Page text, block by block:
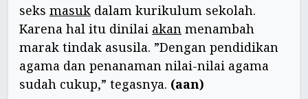
seks masuk dalam kurikulum sekolah.
Karena hal itu dinilai akan menambah
marak tindak asusila. ”Dengan pendidikan
agama dan penanaman nilai-nilai agama
sudah cukup,” tegasnya. (aan)